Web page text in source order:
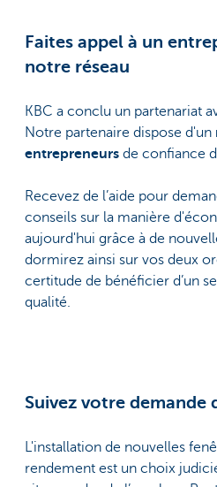
Faites appel à un
notre réseau
KBC a conclu un partenariat
Notre partenaire dispose d'un
entrepreneurs de confiance
Recevez de l’aide pour
conseils sur la manière
aujourd'hui grâce à de
dormirez ainsi sur vos deux
certitude de bénéficier d’un
qualité.
Suivez votre demande
L'installation de nouvelles
rendement est un choix